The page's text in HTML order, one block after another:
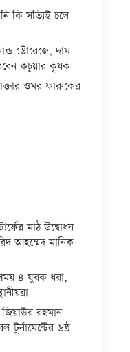
কি সত্যিই চলে
স্টোরেজে, দাম
কচুয়ার কৃষক
ওমর ফারুকের
মাঠ উদ্বোধন
আহম্মেদ মানিক
৪ যুবক ধরা,
জিয়াউর রহমান
টুর্নামেন্টের ৬ষ্ঠ